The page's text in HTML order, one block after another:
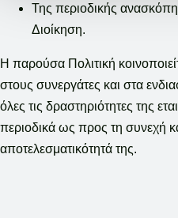
Της περιοδικής
Διοίκηση.
Η παρούσα Πολιτική
στους συνεργάτες και στα
όλες τις δραστηριότητες της
περιοδικά ως προς τη συνεχή
αποτελεσματικότητά της.